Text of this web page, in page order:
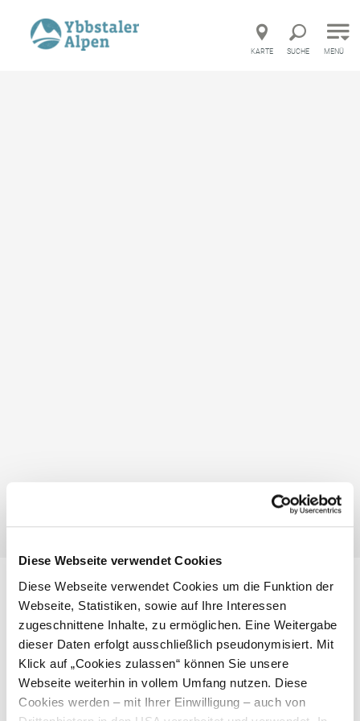
Diese Webseite verwendet Cookies
Diese Webseite verwendet Cookies um die Funktion der
Webseite, Statistiken, sowie auf Ihre Interessen
zugeschnittene Inhalte, zu ermöglichen. Eine Weitergabe
dieser Daten erfolgt ausschließlich pseudonymisiert. Mit
Klick auf „Cookies zulassen“ können Sie unsere
Webseite weiterhin in vollem Umfang nutzen. Diese
Cookies werden – mit Ihrer Einwilligung – auch von
Direkt zur Volltextsuche
Direkt zum Inhalt
KARTE SUCHE MENÜ
Standort & Anreise
Kontakt
Öffentliche Anreise
Route mit Google Maps